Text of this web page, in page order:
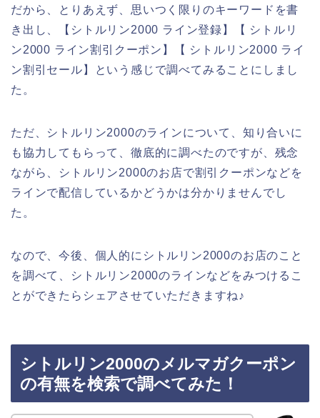
だから、とりあえず、思いつく限りのキーワードを書
き出し、【シトルリン2000 ライン登録】【 シトルリ
ン2000 ライン割引クーポン】【 シトルリン2000 ライ
ン割引セール】という感じで調べてみることにしまし
た。
ただ、シトルリン2000のラインについて、知り合いに
も協力してもらって、徹底的に調べたのですが、残念
ながら、シトルリン2000のお店で割引クーポンなどを
ラインで配信しているかどうかは分かりませんでし
た。
なので、今後、個人的にシトルリン2000のお店のこと
を調べて、シトルリン2000のラインなどをみつけるこ
とができたらシェアさせていただきますね♪
シトルリン2000のメルマガクーポン
の有無を検索で調べてみた！